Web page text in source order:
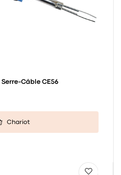
Câble CE56
Chariot